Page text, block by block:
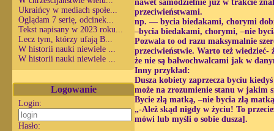
Ukraińcy w mediach społe...
Oglądam 7 serię, odcinek...
Tekst napisany w 2023 roku...
Lecz tym, którzy ufają B...
W historii nauki niewiele ...
W historii nauki niewiele ...
Logowanie
Login:
Hasło:
nawet samodzielnie już w trakcie
przeciwieństwami.
np. — bycia biedakami, chorymi
–bycia biedakami, chorymi, –nie
Pozwala to od razu maksymalnie
przeciwieństwie. Warto też wiedzieć-
że nie są bałwochwalcami jak w
Inny przykład:
Dusza kobiety zaprzecza byciu
może na zrozumienie stanu w jakim
Bycie złą matką, –nie bycia złą
„-Ależ skąd nigdy w życiu! To
mówi lub myśli o sobie dusza].